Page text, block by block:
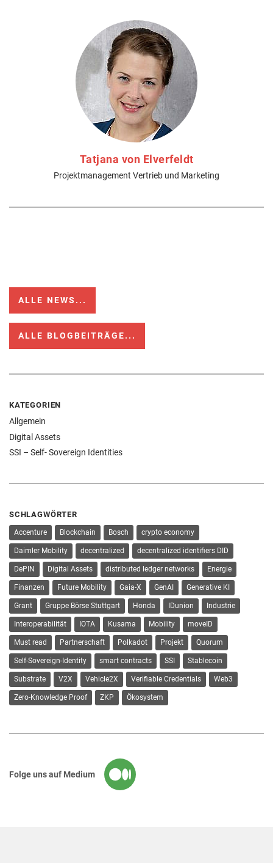
Tatjana von Elverfeldt
Projektmanagement Vertrieb und Marketing
ALLE NEWS...
ALLE BLOGBEITRÄGE...
KATEGORIEN
Allgemein
Digital Assets
SSI – Self- Sovereign Identities
SCHLAGWÖRTER
Accenture Blockchain Bosch crypto economy
Daimler Mobility decentralized decentralized identifiers DID
DePIN Digital Assets distributed ledger networks Energie
Finanzen Future Mobility Gaia-X GenAI Generative KI
Grant Gruppe Börse Stuttgart Honda IDunion Industrie
Interoperabilität IOTA Kusama Mobility moveID
Must read Partnerschaft Polkadot Projekt Quorum
Self-Sovereign-Identity smart contracts SSI Stablecoin
Substrate V2X Vehicle2X Verifiable Credentials Web3
Zero-Knowledge Proof ZKP Ökosystem
Folge uns auf Medium